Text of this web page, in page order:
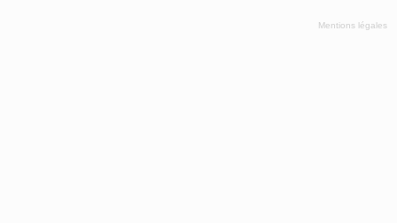
Mentions légales